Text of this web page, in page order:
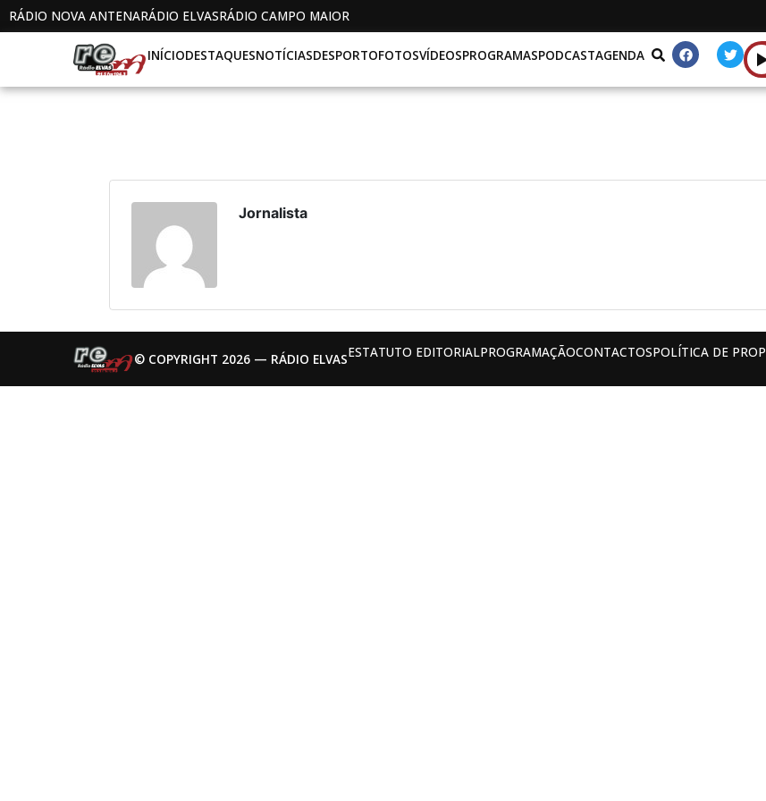
RÁDIO NOVA ANTENARÁDIO ELVASRÁDIO CAMPO MAIOR
INÍCIODESTAQUESNOTÍCIASDESPORTOFOTOSVÍDEOSPROGRAMASPODCASTAGENDA
Jornalista
© COPYRIGHT 2026 — RÁDIO ELVASESTATUTO EDITORIALPROGRAMAÇÃOCONTACTOSPOLÍTICA DE